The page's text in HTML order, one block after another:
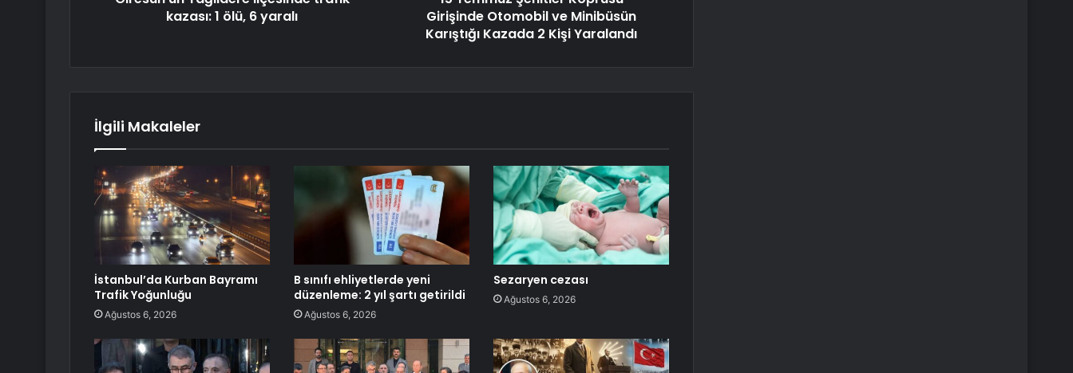
kazası: 1 ölü, 6 yaralı
Girişinde Otomobil ve Minibüsün
Karıştığı Kazada 2 Kişi Yaralandı
İlgili Makaleler
İstanbul’da Kurban Bayramı
Trafik Yoğunluğu
Ağustos 6, 2026
B sınıfı ehliyetlerde yeni
düzenleme: 2 yıl şartı getirildi
Ağustos 6, 2026
Sezaryen cezası
Ağustos 6, 2026